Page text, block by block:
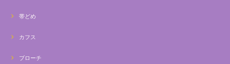
帯どめ
カフス
ブローチ